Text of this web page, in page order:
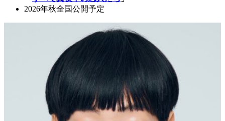
2026年秋全国公開予定